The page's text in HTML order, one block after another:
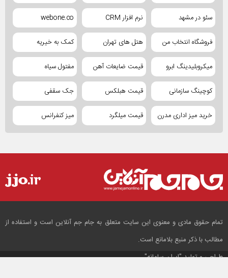
سئو در مشهد نرم افزار CRM webone.co
فروشگاه انتخاب من هتل های تهران کمک به خیریه
میکروبلیدینگ ابرو قیمت ضایعات آهن مفتول سیاه
کوچینگ سازمانی قیمت هبلکس جک سقفی
خرید میز اداری مدرن قیمت میلگرد میز کنفرانس
تمام حقوق مادی و معنوی این سایت متعلق به جام جم آنلاین است و استفاده از
مطالب با ذکر منبع بلامانع است.
طراحی و تولید"ایران سامانه"